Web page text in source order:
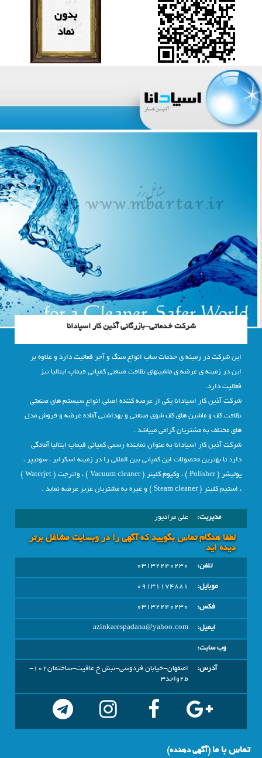
شرکت خدماتی-بازرگانی آذین کار اسپادانا
این شرکت در زمینه ی خدمات ساب انواع سنگ و آجر فعالیت دارد و علاوه بر
این در زمینه ی عرضه ی ماشینهای نظافت صنعتی کمپانی فیماپ ایتالیا نیز
فعالیت دارد.
شرکت آذین کار اسپادانا یکی از عرضه کننده اصلی انواع سیستم های صنعتی
نظافت کف و ماشین های کف شوی صنعتی و بهداشتی آماده عرضه و فروش مدل
های مختلف به مشتریان گرامی میباشد .
شرکت آذین کار اسپادانا به عنوان نماینده رسمی کمپانی فیماپ ایتالیا آمادگی
دارد تا بهترین محصولات این کمپانی بین المللی را در زمینه اسکرابر ، سوئیپر ،
پولیشر ( Polisher ) ، وکیوم کلینر ( Vacuum cleaner ) ، واترجت ( Waterjet )
، استیم کلینر ( Steam cleaner ) و غیره به مشتریان عزیز عرضه نماید .
مدیریت: علی مرادپور
لطفا هنگام تماس بگویید که آگهی را در وبسايت مشاغل برتر
دیده اید
تلفن:
03132240230
موبایل:
09131174881
فکس:
03132240230
ایمیل:
azinkarespadana@yahoo.com
وب سایت:
آدرس:
اصفهان-خیابان فردوسی-نبش خ عافیت-ساختمان102-
ط2واحد3
تماس با ما(آگهي دهنده)